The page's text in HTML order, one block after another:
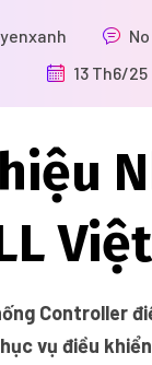
13 Th6/25
Controller
vụ điều